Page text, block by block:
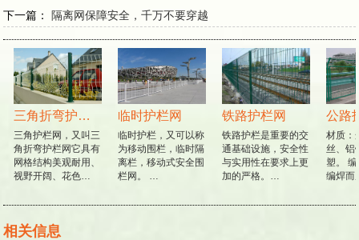
下一篇： 隔离网保障安全，千万不要穿越
三角折弯护栏网
三角护栏网，又叫三
角折弯护栏网它具有
网格结构美观耐用、
视野开阔、花色…
临时护栏网
临时护栏，又可以称
为移动围栏，临时隔
离栏，移动式安全围
栏网。 …
铁路护栏网
铁路护栏是重要的交
通基础设施，安全性
与实用性在要求上更
加的严格。…
公路
材质：
丝、铝
塑。 编
编焊而
相关信息